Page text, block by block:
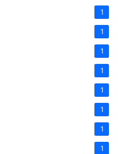
1
1
1
1
1
1
1
1